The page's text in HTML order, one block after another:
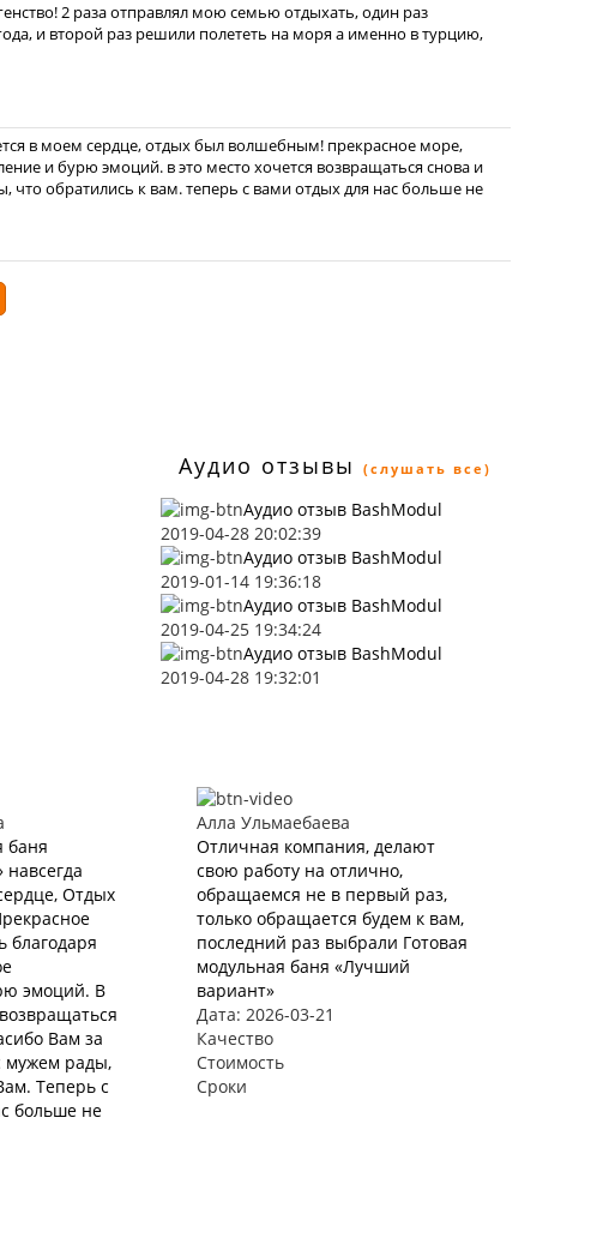
2 раза отправлял мою семью отдыхать, один раз
и второй раз решили полететь на моря а именно в турцию,
в моем сердце, отдых был волшебным! прекрасное море,
и бурю эмоций. в это место хочется возвращаться снова и
обратились к вам. теперь с вами отдых для нас больше не
Аудио отзывы (слушать все)
Аудио отзыв BashModul
2019-04-28 20:02:39
Аудио отзыв BashModul
2019-01-14 19:36:18
Аудио отзыв BashModul
2019-04-25 19:34:24
Аудио отзыв BashModul
2019-04-28 19:32:01
баня
Отдых
благодаря
эмоций. В
Вам за
мужем рады,
Теперь с
больше не
Алла Ульмаебаева
Отличная компания, делают
свою работу на отлично,
обращаемся не в первый раз,
только обращается будем к вам,
последний раз выбрали Готовая
модульная баня «Лучший
вариант»
Дата: 2026-03-21
Качество
Стоимость
Сроки